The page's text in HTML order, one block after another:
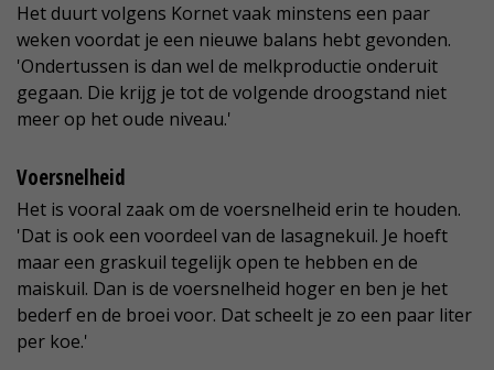
Het duurt volgens Kornet vaak minstens een paar
weken voordat je een nieuwe balans hebt gevonden.
'Ondertussen is dan wel de melkproductie onderuit
gegaan. Die krijg je tot de volgende droogstand niet
meer op het oude niveau.'
Voersnelheid
Het is vooral zaak om de voersnelheid erin te houden.
'Dat is ook een voordeel van de lasagnekuil. Je hoeft
maar een graskuil tegelijk open te hebben en de
maiskuil. Dan is de voersnelheid hoger en ben je het
bederf en de broei voor. Dat scheelt je zo een paar liter
per koe.'